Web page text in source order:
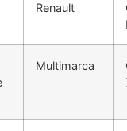
Renault
Multimarca